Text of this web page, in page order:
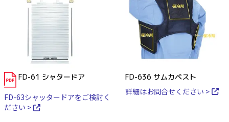
FD-61 シャタードア
FD-63シャッタードアをご検討く
ださい >
FD-636 サムカベスト
詳細はお問合せください >